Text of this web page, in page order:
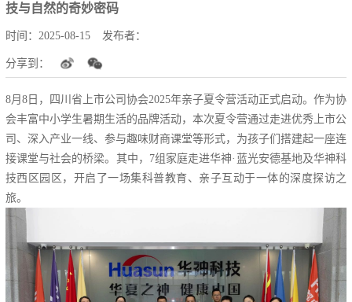
技与自然的奇妙密码
时间： 2025-08-15 发布者：
分享到：
8月8日，四川省上市公司协会2025年亲子夏令营活动正式启动。作为协
会丰富中小学生暑期生活的品牌活动，本次夏令营通过走进优秀上市公
司、深入产业一线、参与趣味财商课堂等形式，为孩子们搭建起一座连
接课堂与社会的桥梁。其中，7组家庭走进华神·蓝光安德基地及华神科
技西区园区，开启了一场集科普教育、亲子互动于一体的深度探访之
旅。